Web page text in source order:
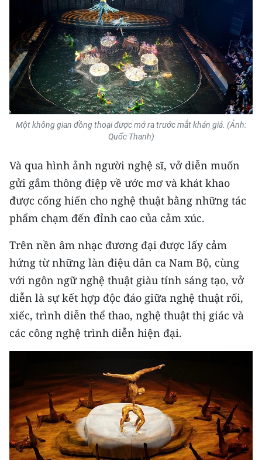
Một không gian đồng thoại được mở ra trước mắt khán giả. (Ảnh:
Quốc Thanh)
Và qua hình ảnh người nghệ sĩ, vở diễn muốn
gửi gắm thông điệp về ước mơ và khát khao
được cống hiến cho nghệ thuật bằng những tác
phẩm chạm đến đỉnh cao của cảm xúc.
Trên nền âm nhạc đương đại được lấy cảm
hứng từ những làn điệu dân ca Nam Bộ, cùng
với ngôn ngữ nghệ thuật giàu tính sáng tạo, vở
diễn là sự kết hợp độc đáo giữa nghệ thuật rối,
xiếc, trình diễn thể thao, nghệ thuật thị giác và
các công nghệ trình diễn hiện đại.